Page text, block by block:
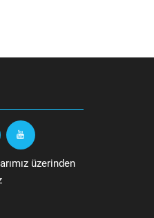
üzerinden